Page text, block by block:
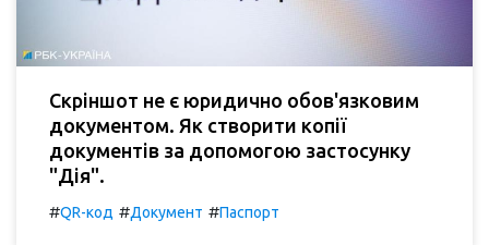
Скріншот не є юридично обов'язковим
документом. Як створити копії
документів за допомогою застосунку
"Дія".
#QR-код #Документ #Паспорт